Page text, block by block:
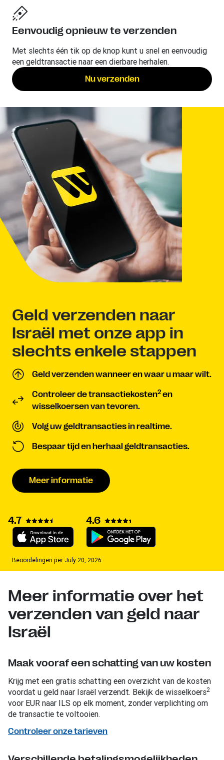
Eenvoudig opnieuw te verzenden
Met slechts één tik op de knop kunt u snel en eenvoudig
een geldtransactie naar een dierbare herhalen.
Nu verzenden
Geld verzenden naar
Israël met onze app in
slechts enkele stappen
Geld verzenden wanneer en waar u maar wilt.
Controleer de transactiekosten2 en
wisselkoersen van tevoren.
Volg uw geldtransacties in realtime.
Bespaar tijd en herhaal geldtransacties.
Meer informatie
4.7 4.6
Beoordelingen per July 20, 2026.
Meer informatie over het
verzenden van geld naar
Israël
Maak vooraf een schatting van uw kosten
Krijg met een gratis schatting een overzicht van de kosten
voordat u geld naar Israël verzendt. Bekijk de wisselkoers2
voor EUR naar ILS op elk moment, zonder verplichting om
de transactie te voltooien.
Controleer onze tarieven